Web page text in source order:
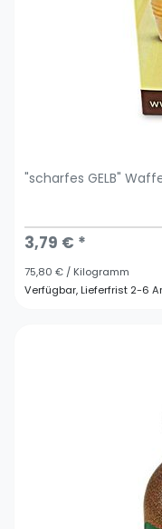
"scharfes GELB"
3,79 € *
75,80 € / Kilogramm
Verfügbar, Lieferfrist 2-6